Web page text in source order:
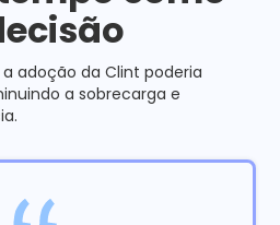
adoção da Clint poderia
a sobrecarga e